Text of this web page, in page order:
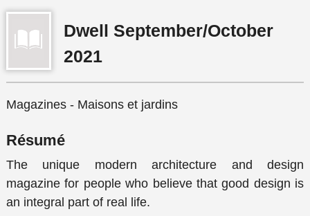
Dwell September/October
2021
Magazines - Maisons et jardins
Résumé
The unique modern architecture and design
magazine for people who believe that good design is
an integral part of real life.